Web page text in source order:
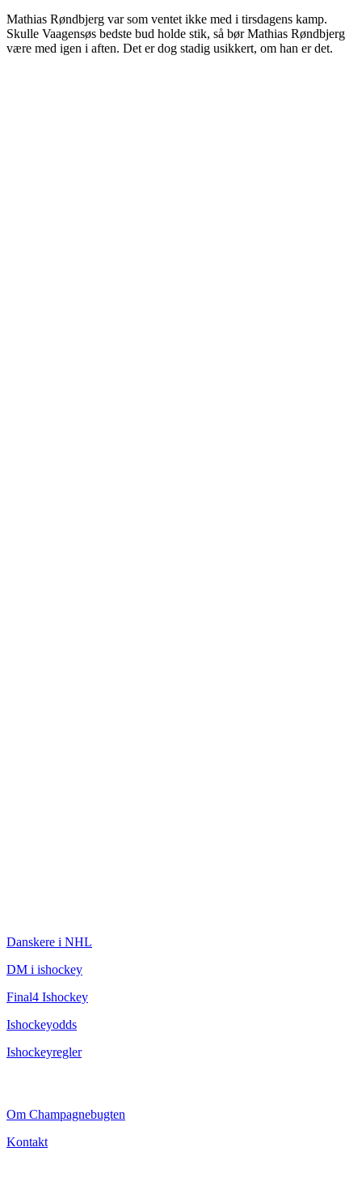
Mathias Røndbjerg var som ventet ikke med i tirsdagens kamp.
Skulle Vaagensøs bedste bud holde stik, så bør Mathias Røndbjerg
være med igen i aften. Det er dog stadig usikkert, om han er det.
Danskere i NHL
DM i ishockey
Final4 Ishockey
Ishockeyodds
Ishockeyregler
Om Champagnebugten
Kontakt